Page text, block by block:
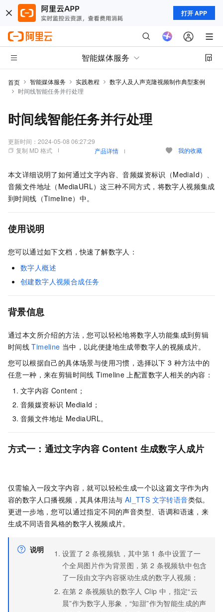
打开 APP
智能媒体服务
首页 智能媒体服务 实践教程
数字人及人声克隆视频制作典型案例
时间线智能任务并行处理
时间线智能任务并行处理
更新时间： 2024-05-08 06:27:29
复制 MD 格式
产品详情 我的收藏
本文详细说明了如何通过文字内容、音频媒资标识（MediaId）、
音频文件地址（MediaURL）这三种不同方式，将数字人视频集成
到时间线（Timeline）中。
使用说明
您可以通过如下文档，快速了解数字人：
数字人概述
创建数字人视频合成任务
背景信息
通过本文所介绍的方法，您可以轻松地将数字人功能集成到剪辑
时间线 Timeline 当中，以此便捷地生成带数字人的视频成片。
您可以根据自己的具体场景与使用习惯，选择以下 3 种方法中的
任意一种，来在剪辑时间线 Timeline 上配置数字人相关的内容：
文字内容 Content；
音频媒资标识 MediaId；
音频文件地址 MediaURL。
方式一：通过文字内容 Content 生成数字人成片
仅需输入一段文字内容，就可以轻松生成一个以这篇文字作为内
容的数字人口播视频，其具体用法与 AI_TTS 文字转语音类似。
更进一步地，您可以通过指定不同的声音类型、语调和语速，来
生成不同语音风格的数字人视频成片。
说明 设置了 2 条视频轨，其中第 1 条中设置了一
个全局图片作为背景图，第 2 条视频轨中包含
了一段由文字内容驱动生成的数字人视频；
在第 2 条视频轨的数字人 Clip 中，指定“云
晨”作为数字人形象，“知甜”作为智能生成的声